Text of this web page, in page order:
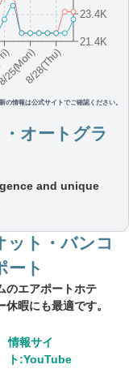
ぐのバンコク、スク
報サイト:The
スイート含む）,ウェル
ートギャラリー,伝統楽
ット・バンコ
ート
のエアポートホテ
暇にも最適です。
情報サイ
ト:YouTube
8/28(Thu)
21.4K
23.4K
情報は公式サイトでご確認ください。
オートグラ
and unique
,ラウンジアクセス有（ラ
ート含む）,The